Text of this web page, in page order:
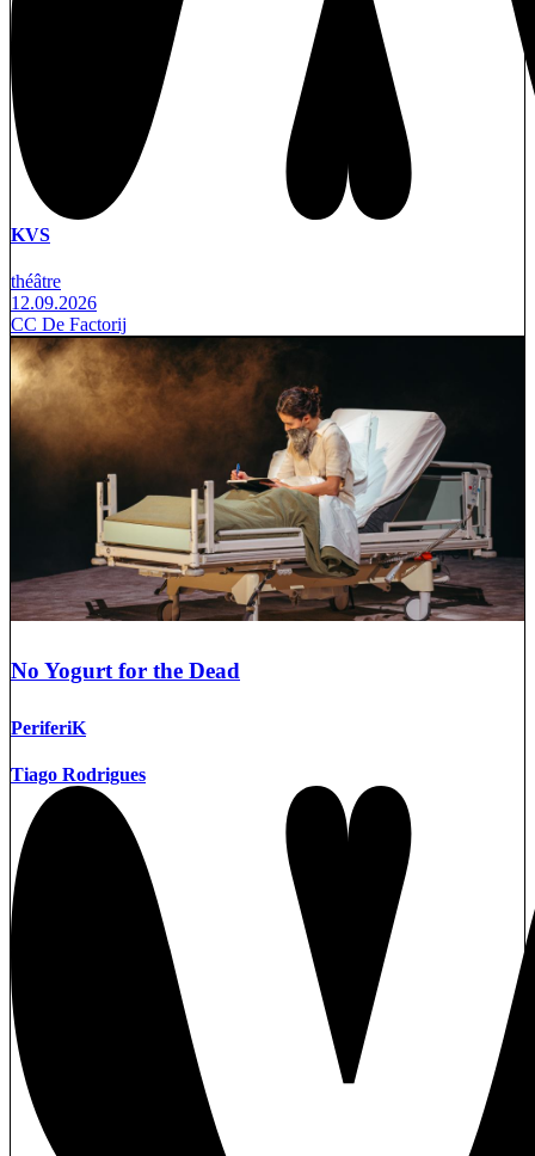
KVS
théâtre
12.09.2026
CC De Factorij
No Yogurt for the Dead
PeriferiK
Tiago Rodrigues